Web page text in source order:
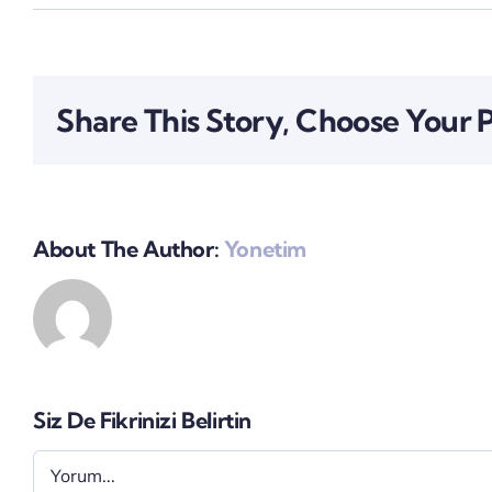
Share This Story, Choose Your
About The Author: Yonetim
Siz De Fikrinizi Belirtin
Yorum